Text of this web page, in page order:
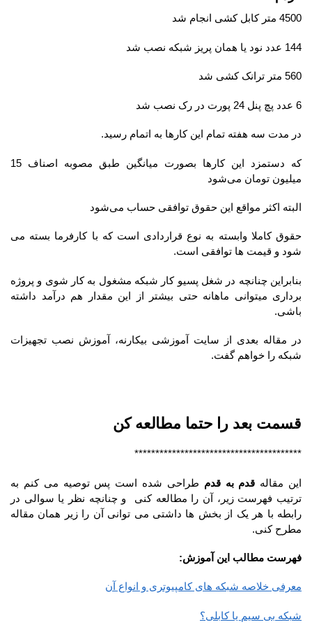
4500 متر کابل کشی انجام شد
144 عدد نود یا همان پریز شبکه نصب شد
560 متر ترانک کشی شد
6 عدد پچ پنل 24 پورت در رک نصب شد
در مدت سه هفته تمام این کارها به اتمام رسید.
که دستمزد این کارها بصورت میانگین طبق مصوبه اصناف 15
میلیون تومان می‌شود
البته اکثر مواقع این حقوق توافقی حساب می‌شود
حقوق کاملا وابسته به نوع قراردادی است که با کارفرما بسته می
شود و قیمت ها توافقی است.
بنابراین چنانچه در شغل پسیو کار شبکه مشغول به کار شوی و پروژه
برداری میتوانی ماهانه حتی بیشتر از این مقدار هم درآمد داشته
باشی.
در مقاله بعدی از سایت آموزشی بیکارنه، آموزش نصب تجهیزات
شبکه را خواهم گفت.
قسمت بعد را حتما مطالعه کن
****************************************
این مقاله قدم به قدم طراحی شده است پس توصیه می کنم به
ترتیب فهرست زیر، آن را مطالعه کنی و چنانچه نظر یا سوالی در
رابطه با هر یک از بخش ها داشتی می توانی آن را زیر همان مقاله
مطرح کنی.
فهرست مطالب این آموزش:
معرفی خلاصه شبکه های کامپیوتری و انواع آن
شبکه بی سیم یا کابلی؟